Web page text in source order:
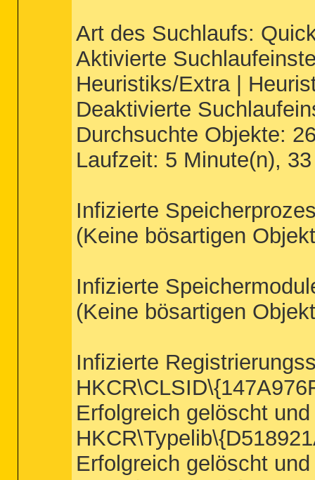
Art des Suchlaufs:
Aktivierte
Heuristiks/Extra |
Deaktivierte
Durchsuchte Objekte:
Laufzeit: 5 Minute(n),
Infizierte
(Keine bösartigen
Infizierte
(Keine bösartigen
Infizierte
Erfolgreich gelöscht
Erfolgreich gelöscht